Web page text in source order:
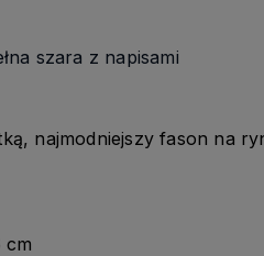
szara z napisami
najmodniejszy fason na
cm